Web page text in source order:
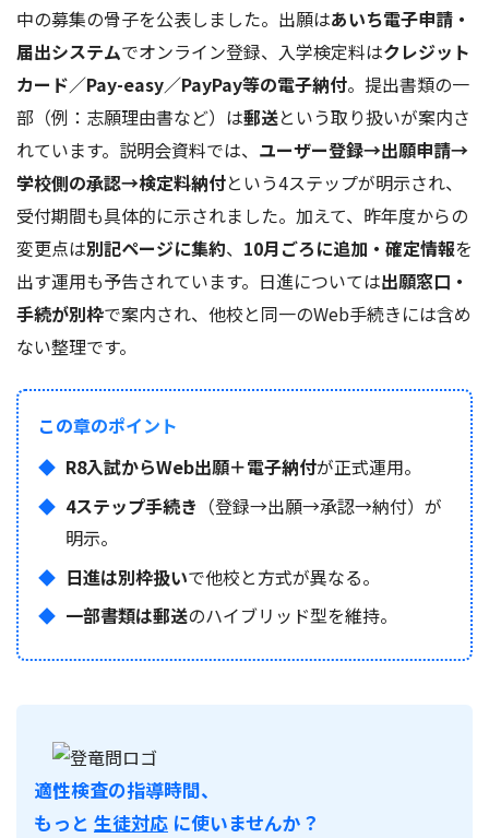
中の募集の骨子を公表しました。出願はあいち電子申請・
届出システムでオンライン登録、入学検定料はクレジット
カード／Pay-easy／PayPay等の電子納付。提出書類の一
部（例：志願理由書など）は郵送という取り扱いが案内さ
れています。説明会資料では、 ユーザー登録→出願申請→
学校側の承認→検定料納付という4ステップが明示され、
受付期間も具体的に示されました。加えて、昨年度からの
変更点は別記ページに集約、 10月ごろに追加・確定情報を
出す運用も予告されています。日進については出願窓口・
手続が別枠で案内され、他校と同一のWeb手続きには含め
ない整理です。
この章のポイント
R8入試からWeb出願＋電子納付が正式運用。
4ステップ手続き （登録→出願→承認→納付）が
明示。
日進は別枠扱いで他校と方式が異なる。
一部書類は郵送のハイブリッド型を維持。
適性検査の指導時間、
もっと 生徒対応 に使いませんか？